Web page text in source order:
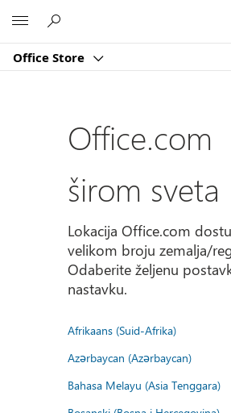
Office Store
Office.com
širom sveta
Lokacija Office.com
velikom broju zemalja/
Odaberite željenu
nastavku.
Afrikaans (Suid-Afrika)
Azərbaycan (Azərbaycan)
Bahasa Melayu (Asia Tenggara)